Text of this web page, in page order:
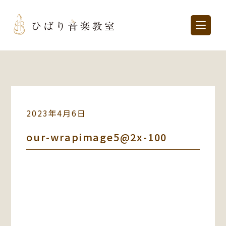
2023年4月6日
our-wrapimage5@2x-100